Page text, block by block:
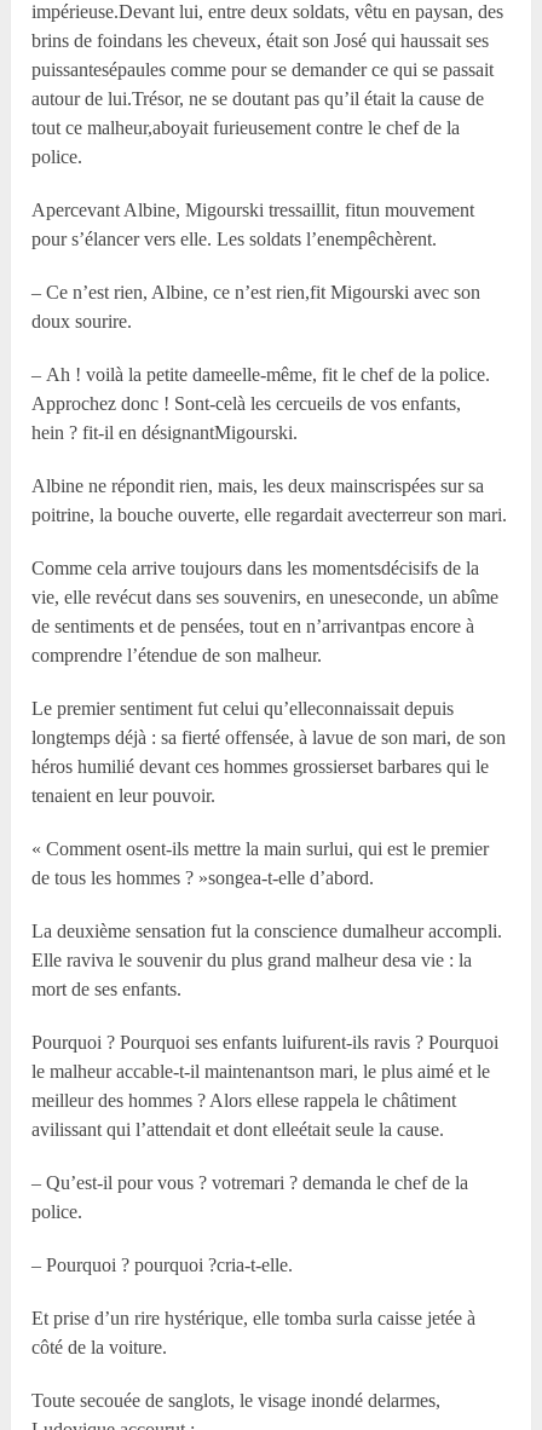
impérieuse.Devant lui, entre deux soldats, vêtu en paysan, des
brins de foindans les cheveux, était son José qui haussait ses
puissantesépaules comme pour se demander ce qui se passait
autour de lui.Trésor, ne se doutant pas qu’il était la cause de
tout ce malheur,aboyait furieusement contre le chef de la
police.
Apercevant Albine, Migourski tressaillit, fitun mouvement
pour s’élancer vers elle. Les soldats l’enempêchèrent.
– Ce n’est rien, Albine, ce n’est rien,fit Migourski avec son
doux sourire.
– Ah ! voilà la petite dameelle-même, fit le chef de la police.
Approchez donc ! Sont-celà les cercueils de vos enfants,
hein ? fit-il en désignantMigourski.
Albine ne répondit rien, mais, les deux mainscrispées sur sa
poitrine, la bouche ouverte, elle regardait avecterreur son mari.
Comme cela arrive toujours dans les momentsdécisifs de la
vie, elle revécut dans ses souvenirs, en uneseconde, un abîme
de sentiments et de pensées, tout en n’arrivantpas encore à
comprendre l’étendue de son malheur.
Le premier sentiment fut celui qu’elleconnaissait depuis
longtemps déjà : sa fierté offensée, à lavue de son mari, de son
héros humilié devant ces hommes grossierset barbares qui le
tenaient en leur pouvoir.
« Comment osent-ils mettre la main surlui, qui est le premier
de tous les hommes ? »songea-t-elle d’abord.
La deuxième sensation fut la conscience dumalheur accompli.
Elle raviva le souvenir du plus grand malheur desa vie : la
mort de ses enfants.
Pourquoi ? Pourquoi ses enfants luifurent-ils ravis ? Pourquoi
le malheur accable-t-il maintenantson mari, le plus aimé et le
meilleur des hommes ? Alors ellese rappela le châtiment
avilissant qui l’attendait et dont elleétait seule la cause.
– Qu’est-il pour vous ? votremari ? demanda le chef de la
police.
– Pourquoi ? pourquoi ?cria-t-elle.
Et prise d’un rire hystérique, elle tomba surla caisse jetée à
côté de la voiture.
Toute secouée de sanglots, le visage inondé delarmes,